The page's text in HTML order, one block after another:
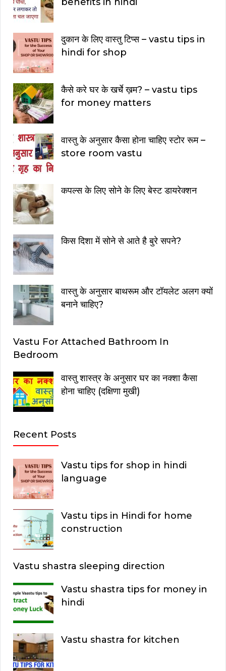
दुकान के लिए वास्तु टिप्स – vastu tips in
hindi for shop
कैसे करे घर के खर्चे ख़म? – vastu tips
for money matters
वास्तु के अनुसार कैसा होना चाहिए स्टोर रूम –
store room vastu
कपल्स के लिए सोने के लिए बेस्ट डायरेक्शन
किस दिशा में सोने से आते है बुरे सपने?
वास्तु के अनुसार बाथरूम और टॉयलेट अलग क्यों
बनाने चाहिए?
Vastu For Attached Bathroom In
Bedroom
वास्तु शास्त्र के अनुसार घर का नक्शा कैसा
होना चाहिए (दक्षिणा मुखी)
Recent Posts
Vastu tips for shop in hindi
language
Vastu tips in Hindi for home
construction
Vastu shastra sleeping direction
Vastu shastra tips for money in
hindi
Vastu shastra for kitchen